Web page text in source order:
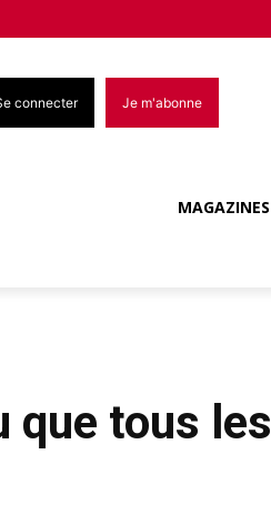
connecter Je m'abonne
MAGAZINES
que tous les